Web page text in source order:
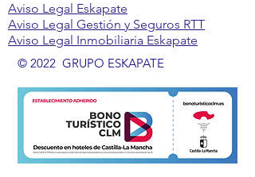
Aviso Legal Eskapate
Aviso Legal Gestión y Seguros RTT
Aviso Legal Inmobiliaria Eskapate
© 2022 GRUPO ESKAPATE